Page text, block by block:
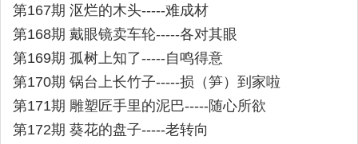
第167期 沤烂的木头-----难成材
第168期 戴眼镜卖车轮-----各对其眼
第169期 孤树上知了-----自鸣得意
第170期 锅台上长竹子-----损（笋）到家啦
第171期 雕塑匠手里的泥巴-----随心所欲
第172期 葵花的盘子-----老转向